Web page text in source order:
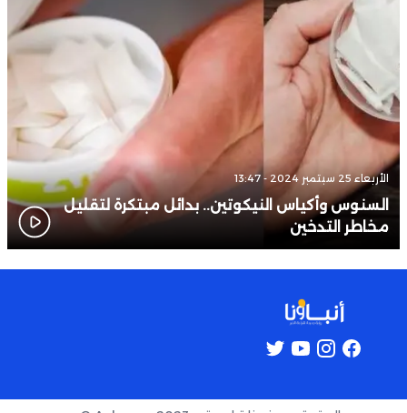
الأربعاء 25 سبتمبر 2024 - 13:47
السنوس وأكياس النيكوتين.. بدائل مبتكرة لتقليل
مخاطر التدخين